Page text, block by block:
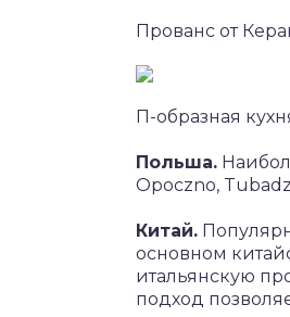
Прованс от
П-образная
Польша.
Opoczno,
Китай.
основном
итальянскую
подход